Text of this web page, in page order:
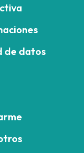
de datos